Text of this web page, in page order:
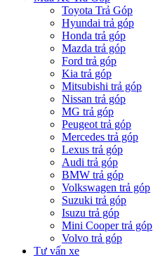
Toyota Trả Góp
Hyundai trả góp
Honda trả góp
Mazda trả góp
Ford trả góp
Kia trả góp
Mitsubishi trả góp
Nissan trả góp
MG trả góp
Peugeot trả góp
Mercedes trả góp
Lexus trả góp
Audi trả góp
BMW trả góp
Volkswagen trả góp
Suzuki trả góp
Isuzu trả góp
Mini Cooper trả góp
Volvo trả góp
Tư vấn xe